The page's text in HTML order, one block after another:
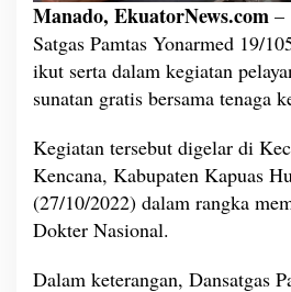
r
e
d
1
B
o
g
a
B
Manado, EkuatorNews.com –
Satgas Pamtas Yonarmed 19/
ikut serta dalam kegiatan
sunatan gratis bersama tenaga
Kegiatan tersebut digelar di
Kencana, Kabupaten Kapuas
(27/10/2022) dalam rangka
Dokter Nasional.
Dalam keterangan, Dansatgas